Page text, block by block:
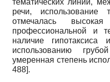
тематических линий,
речи,
отмечалась
профессиональной и
наличие
использованию
умеренная степень
488].